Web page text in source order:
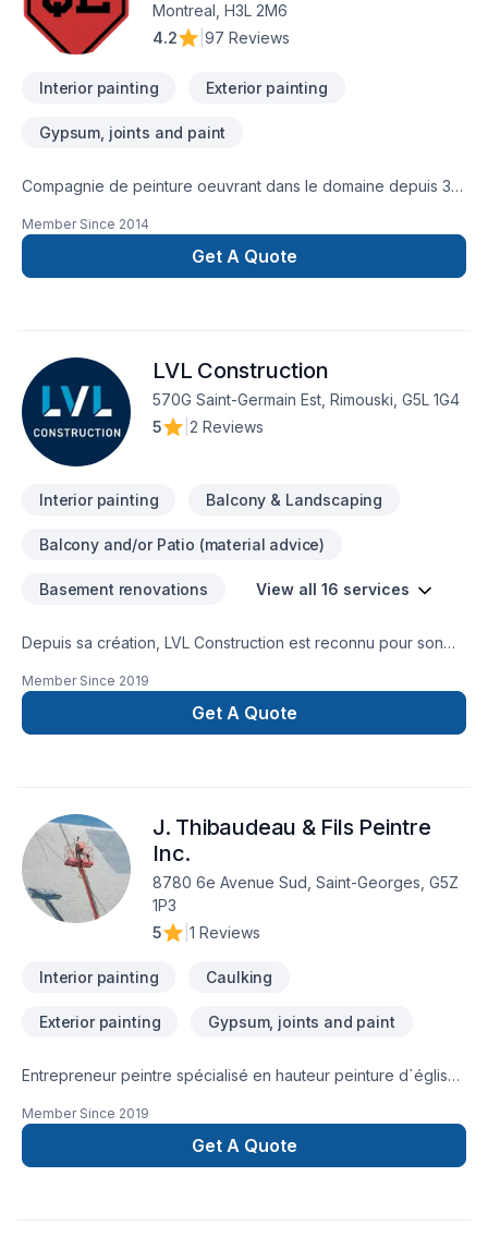
Montreal, H3L 2M6
4.2
97 Reviews
Interior painting Exterior painting
Gypsum, joints and paint
Compagnie de peinture oeuvrant dans le domaine depuis 30
nous fera plaisir de venir discuter de vos travaux avec vous!
Member Since 2014
Get A Quote
LVL Construction
570G Saint-Germain Est, Rimouski, G5L 1G4
5
2 Reviews
Interior painting Balcony & Landscaping
Balcony and/or Patio (material advice)
Basement renovations View all 16 services
Depuis sa création, LVL Construction est reconnu pour son
Plancher, Revêtement extérieur, Toiture. Nous desservons
Bas St-Laurent avec passion et professionnalisme. Notre
mission : concrétiser vos projets tout en respectant vos
sur vos besoins et vos aspirations.
Member Since 2019
Get A Quote
J. Thibaudeau & Fils Peintre
Inc.
8780 6e Avenue Sud, Saint-Georges, G5Z
1P3
5
1 Reviews
Interior painting Caulking
Exterior painting Gypsum, joints and paint
Entrepreneur peintre spécialisé en hauteur peinture d`églises
d`église et autres, murs, calfeutrage et réparation de fuites
d`eau, pose de grillages a pigeons, enduit de toutes sortes,
lavage pression, lavage de fenêtres, inspection, prise de
Member Since 2019
Get A Quote